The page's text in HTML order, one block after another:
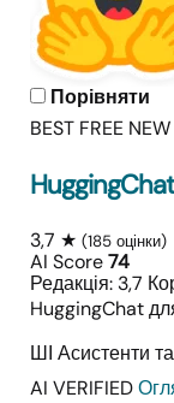
Порівняти
BEST FREE NEW
HuggingChat
3,7 ★ (185 оцінки)
AI Score74
Редакція: 3,7
HuggingChat
ШІ Асистенти
AI VERIFIED